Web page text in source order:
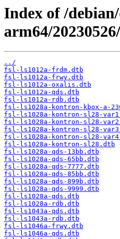
Index of /
arm64/
../
fsl-ls1012a-frdm.dtb
fsl-ls1012a-frwy.dtb
fsl-ls1012a-oxalis.dtb
fsl-ls1012a-qds.dtb
fsl-ls1012a-rdb.dtb
fsl-ls1028a-kontron-kbox-a-
fsl-ls1028a-kontron-sl28-
fsl-ls1028a-kontron-sl28-
fsl-ls1028a-kontron-sl28-
fsl-ls1028a-kontron-sl28-
fsl-ls1028a-kontron-sl28.dtb
fsl-ls1028a-qds-13bb.dtb
fsl-ls1028a-qds-65bb.dtb
fsl-ls1028a-qds-7777.dtb
fsl-ls1028a-qds-85bb.dtb
fsl-ls1028a-qds-899b.dtb
fsl-ls1028a-qds-9999.dtb
fsl-ls1028a-qds.dtb
fsl-ls1028a-rdb.dtb
fsl-ls1043a-qds.dtb
fsl-ls1043a-rdb.dtb
fsl-ls1046a-frwy.dtb
fsl-ls1046a-qds.dtb